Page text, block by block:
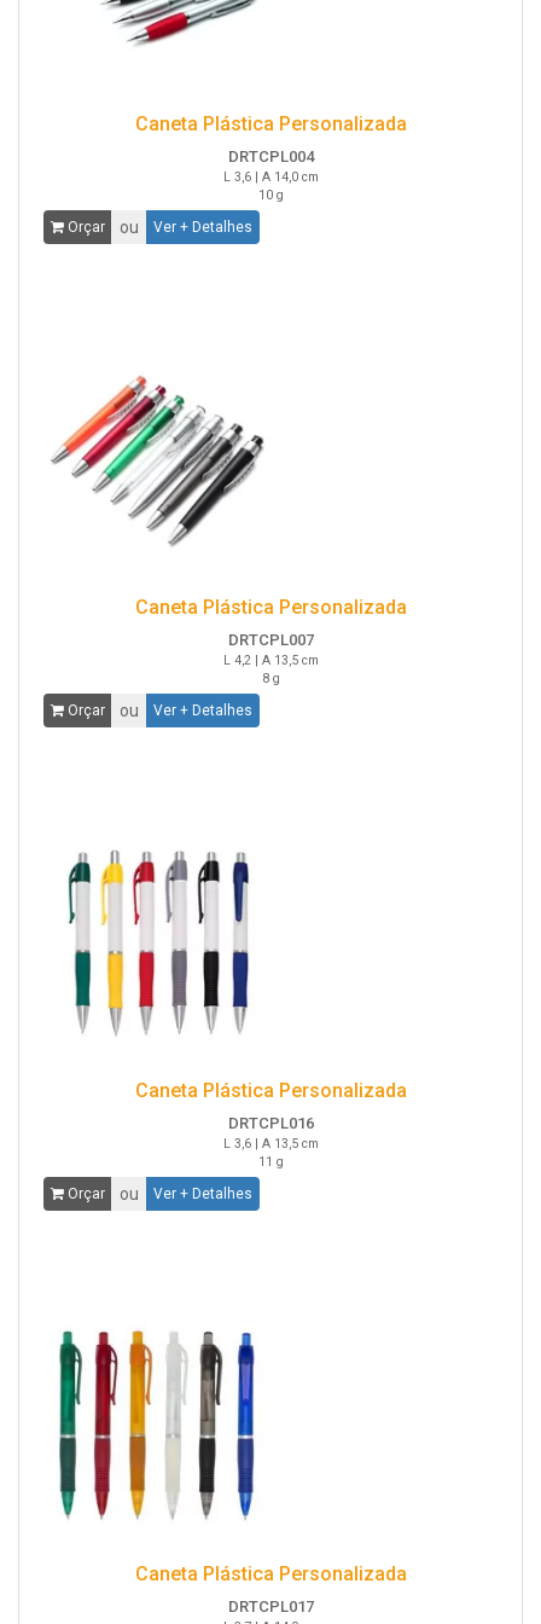
Caneta Plástica Personalizada
DRTCPL004
L 3,6 | A 14,0 cm
10 g
Orçar ou Ver + Detalhes
Caneta Plástica Personalizada
DRTCPL007
L 4,2 | A 13,5 cm
8 g
Orçar ou Ver + Detalhes
Caneta Plástica Personalizada
DRTCPL016
L 3,6 | A 13,5 cm
11 g
Orçar ou Ver + Detalhes
Caneta Plástica Personalizada
DRTCPL017